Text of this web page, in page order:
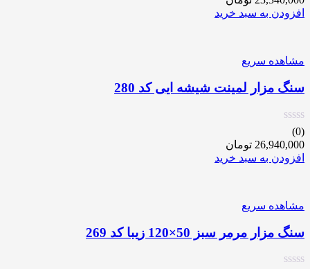
افزودن به سبد خرید
مشاهده سریع
سنگ مزار لمینت شیشه ایی کد 280
(0)
26,940,000 تومان
افزودن به سبد خرید
مشاهده سریع
سنگ مزار مرمر سبز 50×120 زیبا کد 269